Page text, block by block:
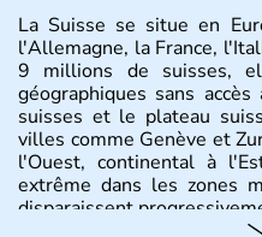
La Suisse se situe en
l'Allemagne, la France,
9 millions de suisses,
géographiques sans
suisses et le plateau
villes comme Genève et
l'Ouest, continental à
extrême dans les zones
disparaissent